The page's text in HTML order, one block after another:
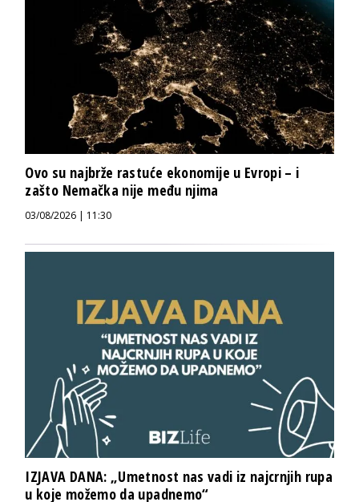
Ovo su najbrže rastuće ekonomije u Evropi – i
zašto Nemačka nije među njima
03/08/2026 | 11:30
IZJAVA DANA: „Umetnost nas vadi iz najcrnjih rupa
u koje možemo da upadnemo“